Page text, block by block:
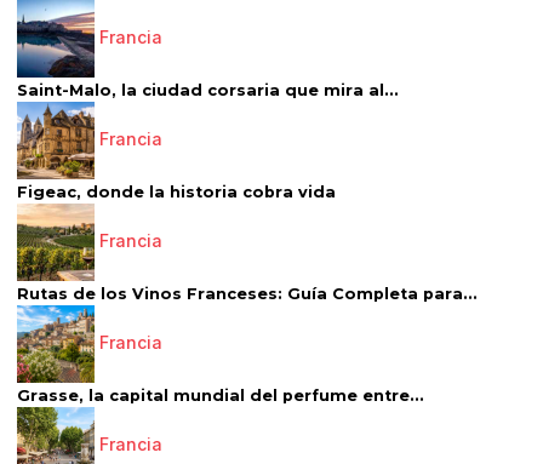
Francia
Saint-Malo, la ciudad corsaria que mira al...
Francia
Figeac, donde la historia cobra vida
Francia
Rutas de los Vinos Franceses: Guía Completa para...
Francia
Grasse, la capital mundial del perfume entre...
Francia